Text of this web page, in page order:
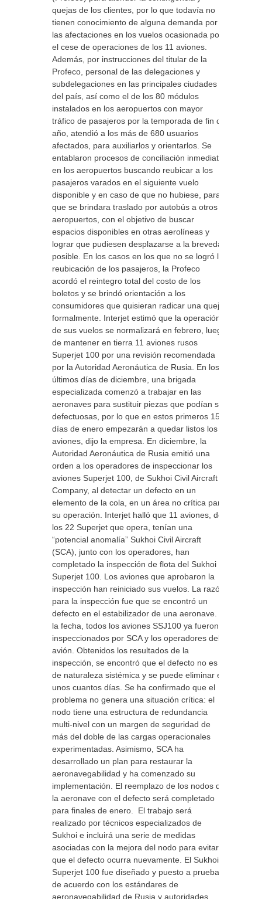
quejas de los clientes, por lo que todavía no
tienen conocimiento de alguna demanda por
las afectaciones en los vuelos ocasionada por
el cese de operaciones de los 11 aviones.
Además, por instrucciones del titular de la
Profeco, personal de las delegaciones y
subdelegaciones en las principales ciudades
del país, así como el de los 80 módulos
instalados en los aeropuertos con mayor
tráfico de pasajeros por la temporada de fin de
año, atendió a los más de 680 usuarios
afectados, para auxiliarlos y orientarlos. Se
entablaron procesos de conciliación inmediata
en los aeropuertos buscando reubicar a los
pasajeros varados en el siguiente vuelo
disponible y en caso de que no hubiese, para
que se brindara traslado por autobús a otros
aeropuertos, con el objetivo de buscar
espacios disponibles en otras aerolíneas y
lograr que pudiesen desplazarse a la brevedad
posible. En los casos en los que no se logró la
reubicación de los pasajeros, la Profeco
acordó el reintegro total del costo de los
boletos y se brindó orientación a los
consumidores que quisieran radicar una queja
formalmente. Interjet estimó que la operación
de sus vuelos se normalizará en febrero, luego
de mantener en tierra 11 aviones rusos
Superjet 100 por una revisión recomendada
por la Autoridad Aeronáutica de Rusia. En los
últimos días de diciembre, una brigada
especializada comenzó a trabajar en las
aeronaves para sustituir piezas que podían ser
defectuosas, por lo que en estos primeros 15
días de enero empezarán a quedar listos los
aviones, dijo la empresa. En diciembre, la
Autoridad Aeronáutica de Rusia emitió una
orden a los operadores de inspeccionar los
aviones Superjet 100, de Sukhoi Civil Aircraft
Company, al detectar un defecto en un
elemento de la cola, en un área no crítica para
su operación. Interjet halló que 11 aviones, de
los 22 Superjet que opera, tenían una
“potencial anomalía” Sukhoi Civil Aircraft
(SCA), junto con los operadores, han
completado la inspección de flota del Sukhoi
Superjet 100. Los aviones que aprobaron la
inspección han reiniciado sus vuelos. La razón
para la inspección fue que se encontró un
defecto en el estabilizador de una aeronave. A
la fecha, todos los aviones SSJ100 ya fueron
inspeccionados por SCA y los operadores del
avión. Obtenidos los resultados de la
inspección, se encontró que el defecto no es
de naturaleza sistémica y se puede eliminar en
unos cuantos días. Se ha confirmado que el
problema no genera una situación crítica: el
nodo tiene una estructura de redundancia
multi-nivel con un margen de seguridad de
más del doble de las cargas operacionales
experimentadas. Asimismo, SCA ha
desarrollado un plan para restaurar la
aeronavegabilidad y ha comenzado su
implementación. El reemplazo de los nodos de
la aeronave con el defecto será completado
para finales de enero. El trabajo será
realizado por técnicos especializados de
Sukhoi e incluirá una serie de medidas
asociadas con la mejora del nodo para evitar
que el defecto ocurra nuevamente. El Sukhoi
Superjet 100 fue diseñado y puesto a prueba
de acuerdo con los estándares de
aeronavegabilidad de Rusia y autoridades